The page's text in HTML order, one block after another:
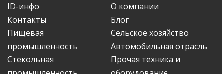
ID-инфо
О компании
Контакты
Блог
Пищевая
промышленность
Сельское хозяйство
Автомобильная отрасль
Стекольная
Прочая техника и